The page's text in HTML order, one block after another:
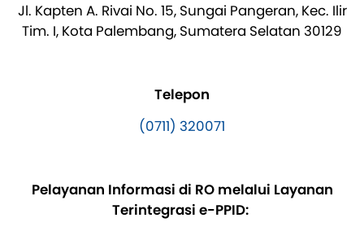
Jl. Kapten A. Rivai No. 15, Sungai Pangeran, Kec. Ilir
Tim. I, Kota Palembang, Sumatera Selatan 30129
Telepon
(0711) 320071
Pelayanan Informasi di RO melalui Layanan
Terintegrasi e-PPID: